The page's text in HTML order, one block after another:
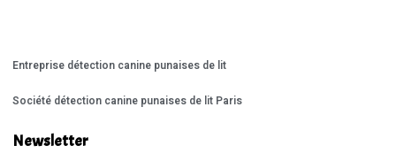
Entreprise détection canine punaises de lit
Société détection canine punaises de lit Paris
Newsletter